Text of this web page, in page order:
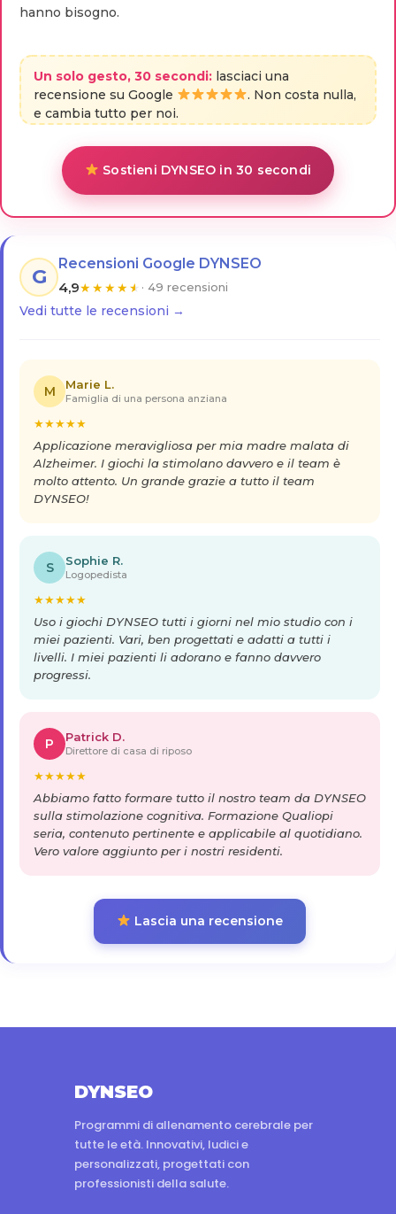
hanno bisogno.
Un solo gesto, 30 secondi: lasciaci una
recensione su Google
. Non costa nulla,
e cambia tutto per noi.
Sostieni DYNSEO in 30 secondi
G
Recensioni Google DYNSEO
4,9★★★★★ · 49 recensioni
Vedi tutte le recensioni →
M Marie L.
Famiglia di una persona anziana
★★★★★
Applicazione meravigliosa per mia madre malata di
Alzheimer. I giochi la stimolano davvero e il team è
molto attento. Un grande grazie a tutto il team
DYNSEO!
S Sophie R.
Logopedista
★★★★★
Uso i giochi DYNSEO tutti i giorni nel mio studio con i
miei pazienti. Vari, ben progettati e adatti a tutti i
livelli. I miei pazienti li adorano e fanno davvero
progressi.
P Patrick D.
Direttore di casa di riposo
★★★★★
Abbiamo fatto formare tutto il nostro team da DYNSEO
sulla stimolazione cognitiva. Formazione Qualiopi
seria, contenuto pertinente e applicabile al quotidiano.
Vero valore aggiunto per i nostri residenti.
Lascia una recensione
DYNSEO
Programmi di allenamento cerebrale per
tutte le età. Innovativi, ludici e
personalizzati, progettati con
professionisti della salute.